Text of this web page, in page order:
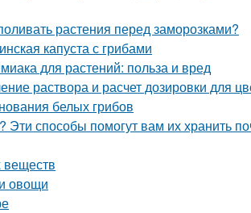
растения перед заморозками?
капуста с грибами
для растений: польза и вред
раствора и расчет дозировки для
белых грибов
способы помогут вам их хранить
веществ
овощи